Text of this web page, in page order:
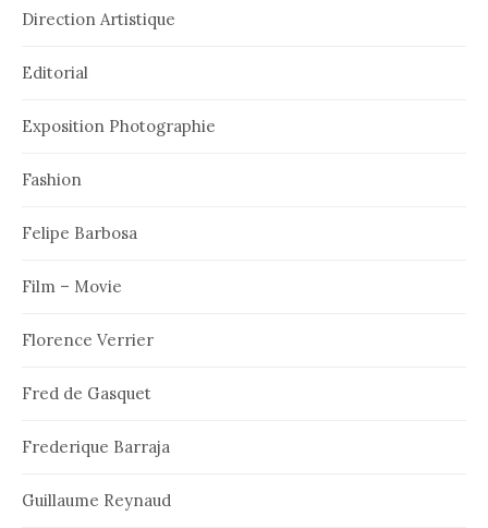
Direction Artistique
Editorial
Exposition Photographie
Fashion
Felipe Barbosa
Film – Movie
Florence Verrier
Fred de Gasquet
Frederique Barraja
Guillaume Reynaud